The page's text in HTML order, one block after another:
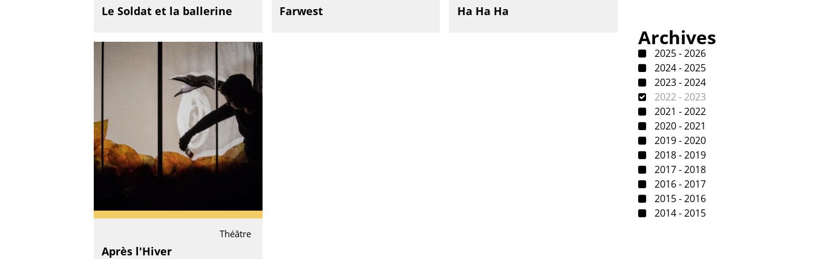
Le Soldat et la ballerine Farwest Ha Ha Ha
Théâtre
Après l'Hiver
Archives
2025 - 2026
2024 - 2025
2023 - 2024
2022 - 2023
2021 - 2022
2020 - 2021
2019 - 2020
2018 - 2019
2017 - 2018
2016 - 2017
2015 - 2016
2014 - 2015